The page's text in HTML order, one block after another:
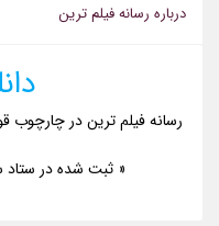
درباره رسانه فیلم ترین
رسانه فیلم ترین در چارچوب
« ثبت شده در ستاد